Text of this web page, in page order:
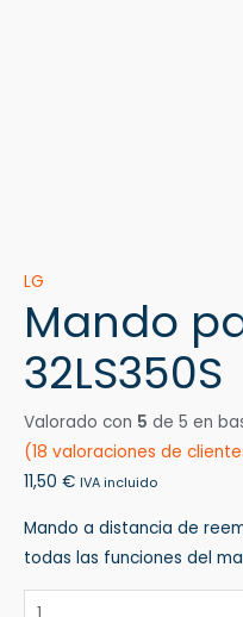
LG
Mando
32LS350S
Valorado con 5 de 5 en
(18 valoraciones de
11,50 € IVA incluido
Mando a distancia de
todas las funciones del